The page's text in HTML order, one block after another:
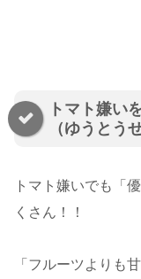
トマト嫌い
（ゆうとう
トマト嫌いでも「
くさん！！
「フルーツよりも